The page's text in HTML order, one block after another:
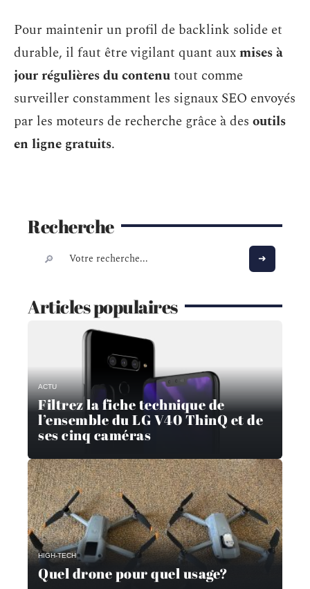
Pour maintenir un profil de backlink solide et
durable, il faut être vigilant quant auxmises à
jour régulières du contenutout comme
surveiller constamment les signaux SEO envoyés
par les moteurs de recherche grâce à des outils
en ligne gratuits.
Recherche
Articles populaires
ACTU
Filtrez la fiche technique de
l’ensemble du LG V40 ThinQ et de
ses cinq caméras
HIGH-TECH
Quel drone pour quel usage?